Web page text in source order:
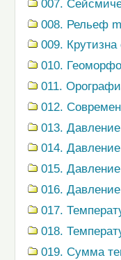
007.
008. Рельеф
009. Крутизна
010.
011.
012.
013.
014.
015.
016.
017.
018.
019. Сумма